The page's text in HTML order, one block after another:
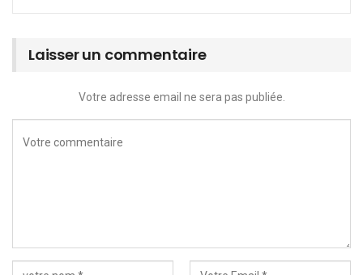
Laisser un commentaire
Votre adresse email ne sera pas publiée.